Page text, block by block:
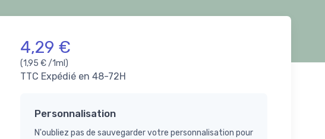
4,29 €
(1,95 € /1ml)
TTC Expédié en 48-72H
Personnalisation
N'oubliez pas de sauvegarder votre personnalisation pour